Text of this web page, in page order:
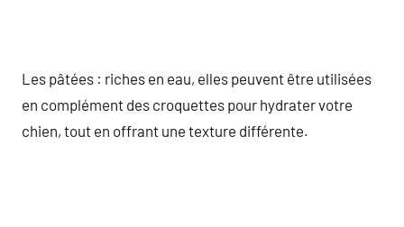
Les pâtées : riches en eau, elles peuvent être utilisées
en complément des croquettes pour hydrater votre
chien, tout en offrant une texture différente.